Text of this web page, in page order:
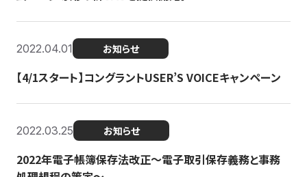
2022.04.01 お知らせ
【4/1スタート】コングラントUSER’S VOICEキャンペーン
2022.03.25 お知らせ
2022年電子帳簿保存法改正～電子取引保存義務と事務